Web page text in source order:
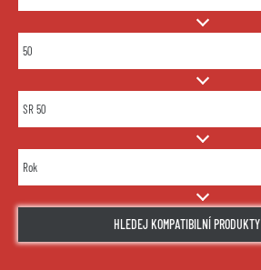
HLEDEJ KOMPATIBILNÍ PRODUKTY